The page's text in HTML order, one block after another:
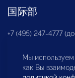
国际部
+7 (495) 247-4777
商投权益保护
Мы
как Вы